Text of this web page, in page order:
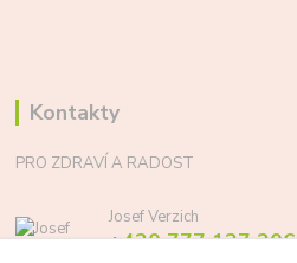
Kontakty
PRO ZDRAVÍ A RADOST
Josef Verzich
+420 777 137 206